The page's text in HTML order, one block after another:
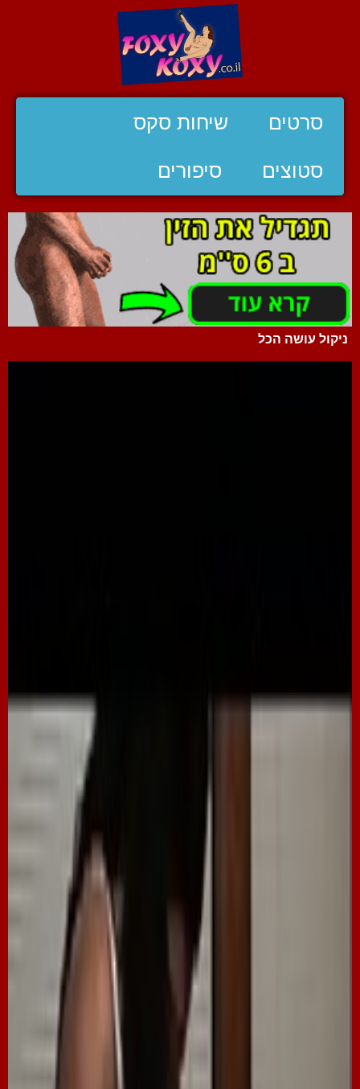
סרטים שיחות סקס
סטוצים סיפורים
ניקול עושה הכל